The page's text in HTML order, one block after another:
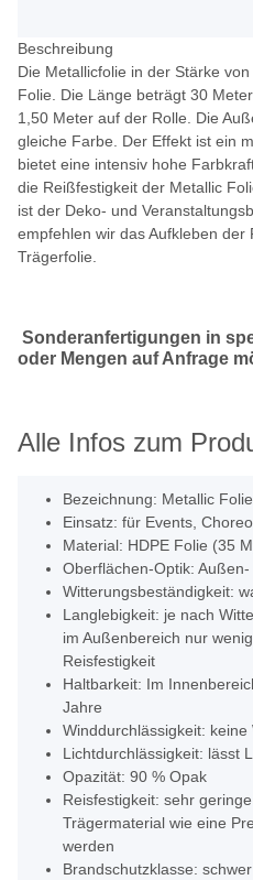
Beschreibung
Die Metallicfolie in der Stärke
Folie. Die Länge beträgt 30
1,50 Meter auf der Rolle. Die
gleiche Farbe. Der Effekt ist ein
bietet eine intensiv hohe
die Reißfestigkeit der Metallic
ist der Deko- und
empfehlen wir das Aufkleben der
Trägerfolie.
Sonderanfertigungen in
oder Mengen auf Anfrage
Alle Infos zum
Bezeichnung: Metallic
Einsatz: für Events,
Material: HDPE Folie (35
Oberflächen-Optik:
Witterungsbeständigkeit:
Langlebigkeit: je nach
im Außenbereich nur
Reisfestigkeit
Haltbarkeit: Im
Jahre
Winddurchlässigkeit:
Lichtdurchlässigkeit: lässt
Opazität: 90 % Opak
Reisfestigkeit: sehr
Trägermaterial wie eine
werden
Brandschutzklasse: